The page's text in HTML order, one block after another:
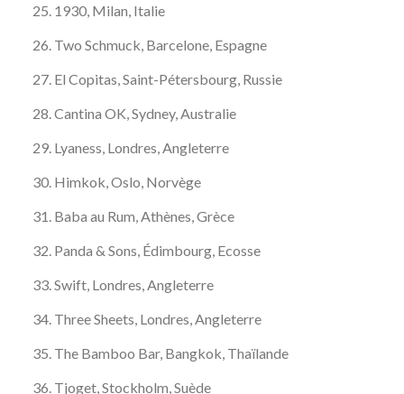
1930, Milan, Italie
Two Schmuck, Barcelone, Espagne
El Copitas, Saint-Pétersbourg, Russie
Cantina OK, Sydney, Australie
Lyaness, Londres, Angleterre
Himkok, Oslo, Norvège
Baba au Rum, Athènes, Grèce
Panda & Sons, Édimbourg, Ecosse
Swift, Londres, Angleterre
Three Sheets, Londres, Angleterre
The Bamboo Bar, Bangkok, Thaïlande
Tjoget, Stockholm, Suède